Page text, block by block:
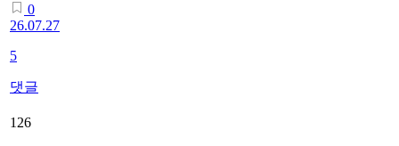
0
26.07.27
5
댓글
126